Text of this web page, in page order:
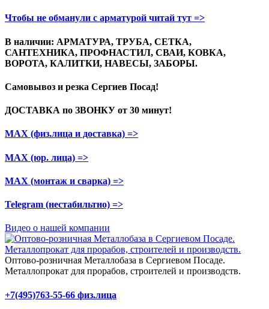
Чтобы не обманули с арматурой читай тут =>
В наличии: АРМАТУРА, ТРУБА, СЕТКА,
САНТЕХНИКА, ПРОФНАСТИЛ, СВАИ, КОВКА,
ВОРОТА, КАЛИТКИ, НАВЕСЫ, ЗАБОРЫ.
Самовывоз и резка Сергиев Посад!
ДОСТАВКА по ЗВОНКУ от 30 минут!
МАХ (физ.лица и доставка) =>
МАХ (юр. лица) =>
МАХ (монтаж и сварка) =>
Telegram (нестабильтно) =>
Видео о нашей компании
Оптово-розничная Металлобаза в Сергиевом Посаде.
Металлопрокат для прорабов, строителей и производств.
+7(495)763-55-66 физ.лица